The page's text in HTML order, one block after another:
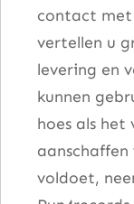
contact met
vertellen u
levering en
kunnen
hoes als
voldoet,